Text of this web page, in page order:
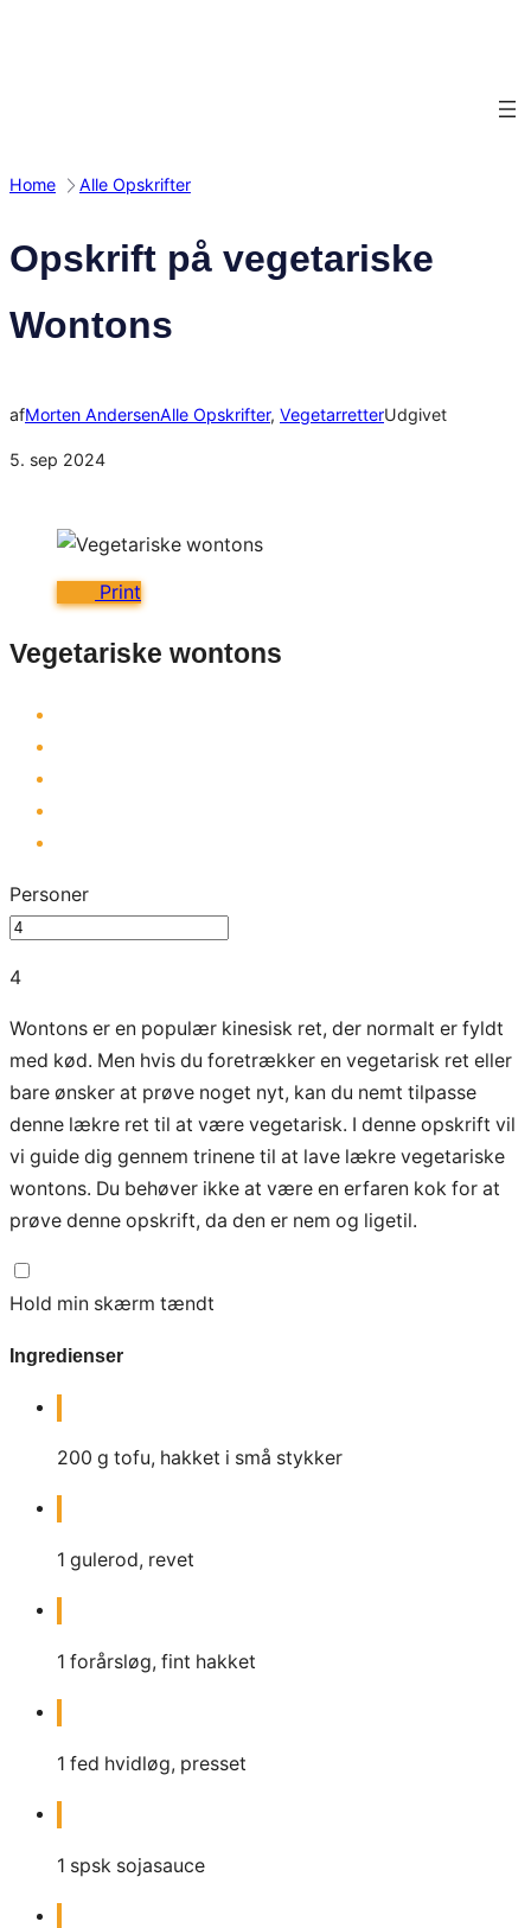
Home Alle Opskrifter
Opskrift på vegetariske
Wontons
afMorten AndersenAlle Opskrifter, VegetarretterUdgivet
5. sep 2024
Print
Vegetariske wontons
Personer
4
Wontons er en populær kinesisk ret, der normalt er fyldt
med kød. Men hvis du foretrækker en vegetarisk ret eller
bare ønsker at prøve noget nyt, kan du nemt tilpasse
denne lækre ret til at være vegetarisk. I denne opskrift vil
vi guide dig gennem trinene til at lave lækre vegetariske
wontons. Du behøver ikke at være en erfaren kok for at
prøve denne opskrift, da den er nem og ligetil.
Hold min skærm tændt
Ingredienser
200 g tofu, hakket i små stykker
1 gulerod, revet
1 forårsløg, fint hakket
1 fed hvidløg, presset
1 spsk sojasauce